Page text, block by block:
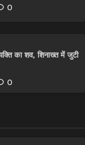
0
का शव, शिनाख्त में जुटी
0